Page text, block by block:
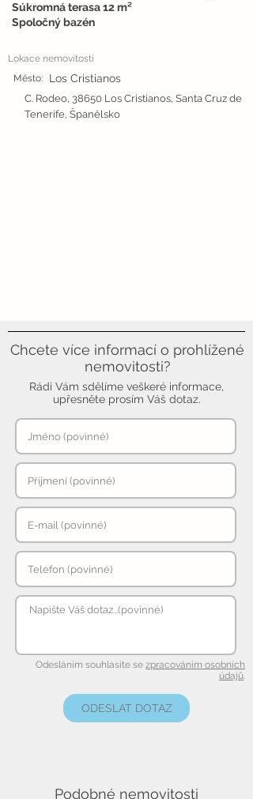
Súkromná terasa 12 m²
Spoločný bazén
Lokace nemovitosti
Město:
Los Cristianos
C. Rodeo, 38650 Los Cristianos, Santa Cruz de
Tenerife, Španělsko
Chcete více informací o prohlížené
nemovitosti?
Rádi Vám sdělíme veškeré informace,
upřesněte prosím Váš dotaz.
Odesláním souhlasíte se zpracováním osobních
údajů.
ODESLAT DOTAZ
Podobné nemovitosti